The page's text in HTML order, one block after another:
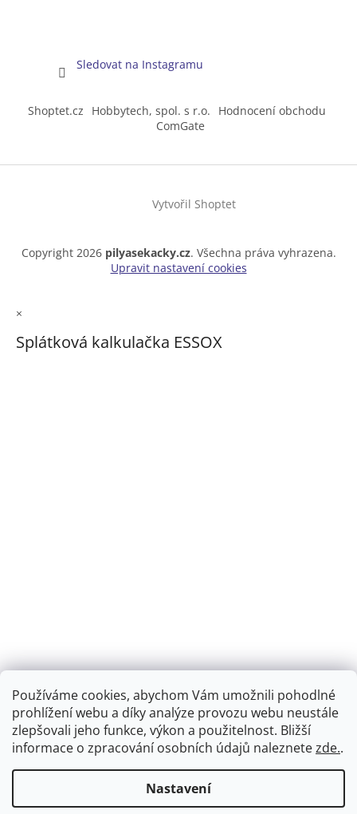
Používáme cookies, abychom Vám umožnili pohodlné
prohlížení webu a díky analýze provozu webu neustále
zlepšovali jeho funkce, výkon a použitelnost. Bližší
informace o zpracování osobních údajů naleznetezde..
Nastavení
Sledovat na Instagramu
Shoptet.cz Hobbytech, spol. s r.o.
Hodnocení obchodu
ComGate
Vytvořil Shoptet
Copyright 2026 pilyasekacky.cz. Všechna práva vyhrazena.
Upravit nastavení cookies
×
Splátková kalkulačka ESSOX